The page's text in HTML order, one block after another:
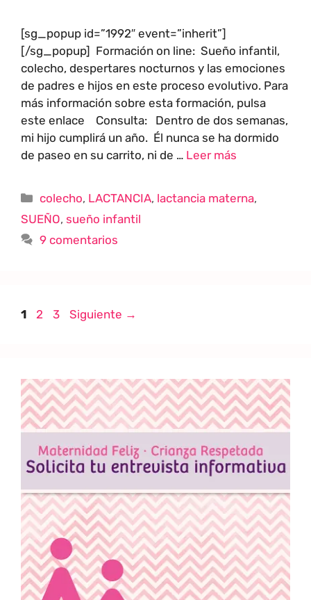
[sg_popup id=”1992″ event=”inherit”]
[/sg_popup] Formación on line: Sueño infantil,
colecho, despertares nocturnos y las emociones
de padres e hijos en este proceso evolutivo. Para
más información sobre esta formación, pulsa
este enlace Consulta: Dentro de dos semanas,
mi hijo cumplirá un año. Él nunca se ha dormido
de paseo en su carrito, ni de … Leer más
colecho, LACTANCIA, lactancia materna,
SUEÑO, sueño infantil
9 comentarios
1 2 3 Siguiente →